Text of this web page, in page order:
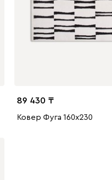
89 430
Ковер Фуга 160x230